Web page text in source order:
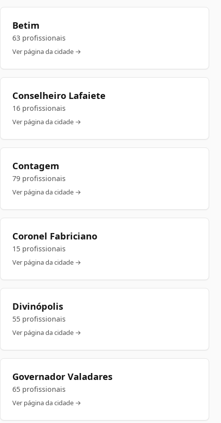
Betim
63 profissionais
Ver página da cidade →
Conselheiro Lafaiete
16 profissionais
Ver página da cidade →
Contagem
79 profissionais
Ver página da cidade →
Coronel Fabriciano
15 profissionais
Ver página da cidade →
Divinópolis
55 profissionais
Ver página da cidade →
Governador Valadares
65 profissionais
Ver página da cidade →